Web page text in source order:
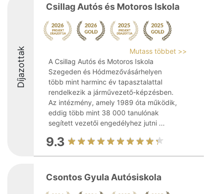
Díjazottak
Csillag Autós és Motoros Iskola
Mutass többet >>
A Csillag Autós és Motoros Iskola
Szegeden és Hódmezővásárhelyen
több mint harminc év tapasztalattal
rendelkezik a járművezető-képzésben.
Az intézmény, amely 1989 óta működik,
eddig több mint 38 000 tanulónak
segített vezetői engedélyhez jutni ...
9.3
Csontos Gyula Autósiskola